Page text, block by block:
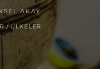
AKAY
/ ÜLKELER